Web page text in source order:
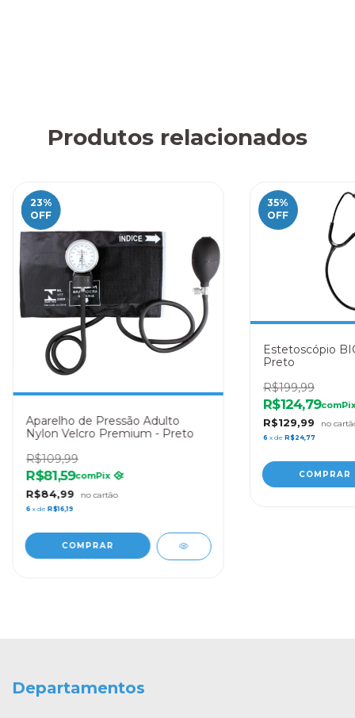
Produtos relacionados
23%
OFF
Aparelho de Pressão Adulto
Nylon Velcro Premium - Preto
R$109,99
R$84,99
R$81,59comPix
6 x de R$16,19
35%
OFF
Estetoscópio
Preto
R$199,99
R$129,99
R$124,79com
6 x de R$24,77
Departamentos